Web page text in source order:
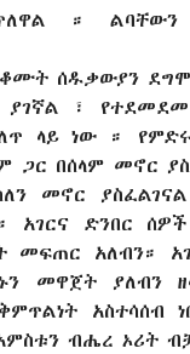
። ልባቸውን
ሰዱቃውያን
ያገኛል ፣
ላይ ነው ።
ጋር በሰላም መኖር
መኖር
ድንበር
መፍጠር አለብን።
መዋጀት ያለብን
አስተሳሰብ
ብሔረ ኦሪት